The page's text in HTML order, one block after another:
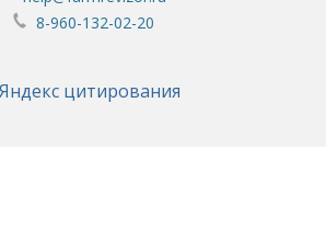
8-960-132-02-20